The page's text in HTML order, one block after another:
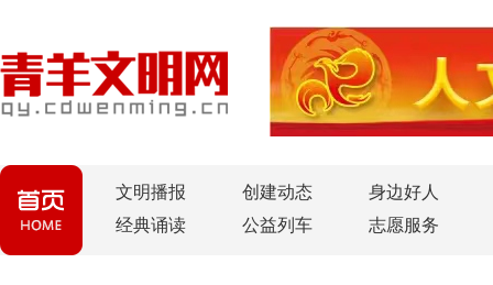
文明播报 创建动态
身边好人
经典诵读
公益列车 志愿服务